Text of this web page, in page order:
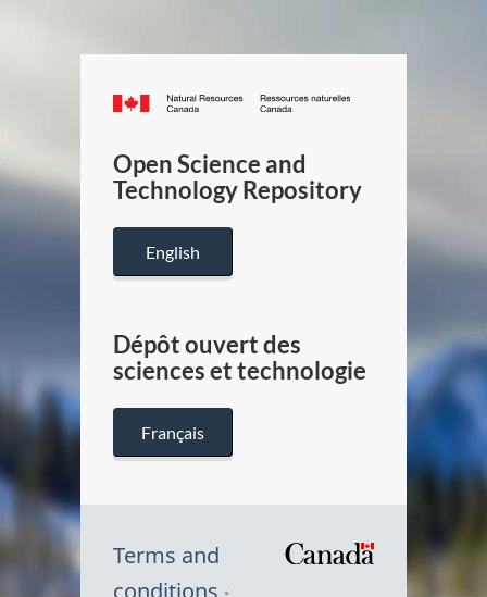
Canada.ca
/
Canada
Open Science and
Technology Repository
English
Dépôt ouvert des
sciences et technologie
Français
Terms and
conditions
Symbole